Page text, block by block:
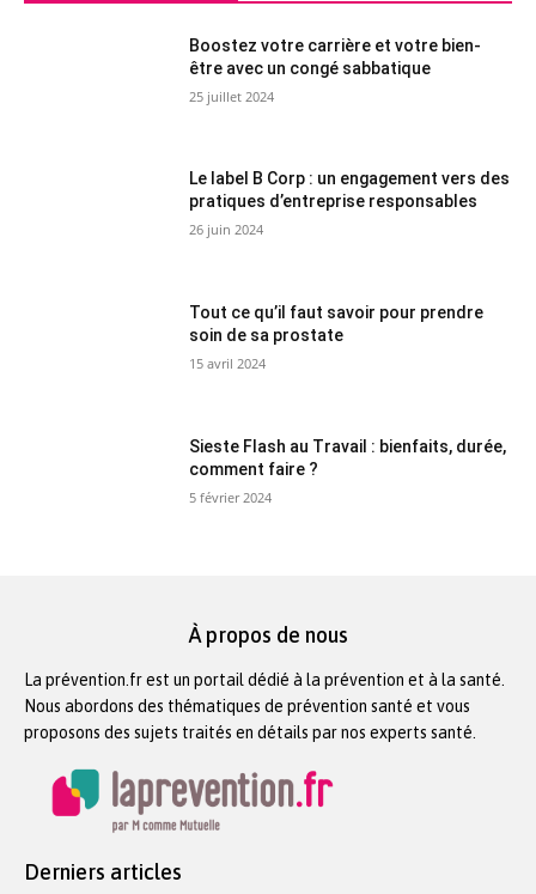
Boostez votre carrière et votre bien-
être avec un congé sabbatique
25 juillet 2024
Le label B Corp : un engagement vers des
pratiques d’entreprise responsables
26 juin 2024
Tout ce qu’il faut savoir pour prendre
soin de sa prostate
15 avril 2024
Sieste Flash au Travail : bienfaits, durée,
comment faire ?
5 février 2024
À propos de nous
La prévention.fr est un portail dédié à la prévention et à la santé.
Nous abordons des thématiques de prévention santé et vous
proposons des sujets traités en détails par nos experts santé.
Derniers articles